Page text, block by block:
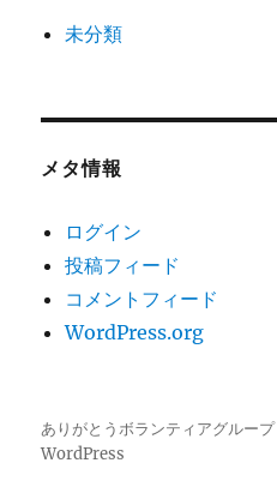
未分類
メタ情報
ログイン
投稿フィード
コメントフィード
WordPress.org
ありがとうボランティアグループ
WordPress